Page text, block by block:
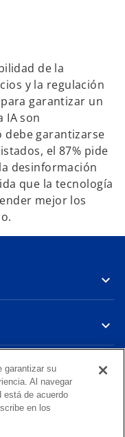
de la
y la regulación
garantizar un
IA son
debe garantizarse
el 87% pide
desinformación
que la tecnología
mejor los
s
e
s
garantizar su
Al navegar
está de acuerdo
en los